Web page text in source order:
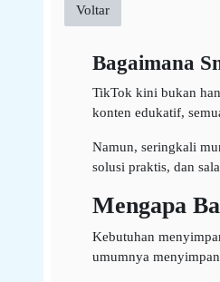
Voltar
Bagaimana
TikTok kini bukan
konten edukatif,
Namun, seringkali
solusi praktis, dan
Mengapa
Kebutuhan
umumnya